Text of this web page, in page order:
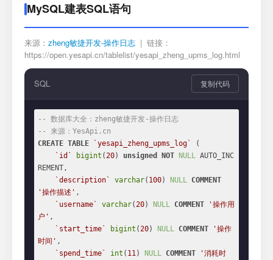
MySQL建表SQL语句
来源： zheng敏捷开发-操作日志 | 链接：
https://open.yesapi.cn/tablelist/yesapi_zheng_upms_log.html
SQL 复制代码
-- 数据库大全：zheng敏捷开发-操作日志
-- 来源：YesApi.cn
CREATE TABLE `yesapi_zheng_upms_log`
(
`id`
bigint (20) unsigned NOT NULL AUTO_INC
REMENT,
`description`
varchar( 100) NULL COMMENT
'操作描述' ,
`username`
varchar(20) NULL COMMENT
'操作用
户' ,
`start_time`
bigint (20) NULL COMMENT
'操作
时间' ,
`spend_time`
int ( 11) NULL COMMENT '消耗时